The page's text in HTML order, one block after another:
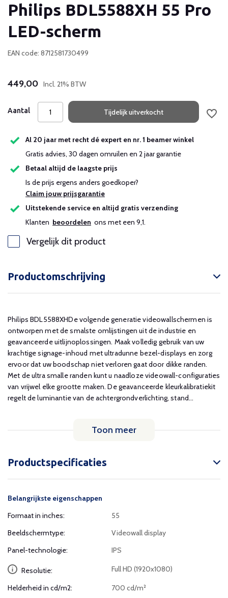
Philips BDL5588XH 55 Pro
LED-scherm
EAN code: 8712581730499
449,00 Incl. 21% BTW
Aantal Tijdelijk uitverkocht
Al 20 jaar met recht dé expert en nr. 1 beamer winkel
Gratis advies, 30 dagen omruilen en 2 jaar garantie
Betaal altijd de laagste prijs
Is de prijs ergens anders goedkoper?
Claim jouw prijsgarantie
Uitstekende service en altijd gratis verzending
Klanten beoordelen ons met een 9,1.
Vergelijk dit product
Productomschrijving
Philips BDL5588XHDe volgende generatie videowallschermen is
ontworpen met de smalste omlijstingen uit de industrie en
geavanceerde uitlijnoplossingen. Maak volledig gebruik van uw
krachtige signage-inhoud met ultradunne bezel-displays en zorg
ervoor dat uw boodschap niet verloren gaat door dikke randen.
Met de ultra smalle randen kunt u naadloze videowall-configuraties
van vrijwel elke grootte maken. De geavanceerde kleurkalibratiekit
regelt de luminantie van de achtergrondverlichting, stand...
Toon meer
Productspecificaties
Belangrijkste eigenschappen
Formaat in inches:
55
Beeldschermtype:
Videowall display
Panel-technologie:
IPS
Resolutie: Full HD (1920x1080)
Helderheid in cd/m2:
700 cd/m²